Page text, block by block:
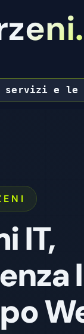
servizi e le
IT,